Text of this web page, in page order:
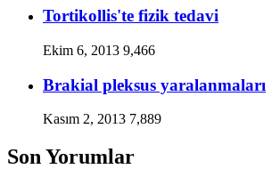
Tortikollis'te fizik tedavi
Ekim 6, 2013 9,466
Brakial pleksus yaralanmaları
Kasım 2, 2013 7,889
Son Yorumlar